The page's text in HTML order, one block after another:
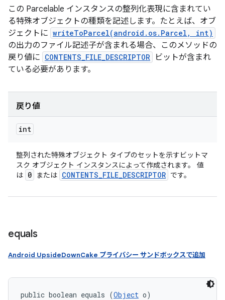
この Parcelable インスタンスの整列化表現に含まれてい
る特殊オブジェクトの種類を記述します。たとえば、オブ
ジェクトに writeToParcel(android.os.Parcel, int)
の出力のファイル記述子が含まれる場合、このメソッドの
戻り値に CONTENTS_FILE_DESCRIPTOR
ビットが含まれ
ている必要があります。
戻り値
int
整列された特殊オブジェクト タイプのセットを示すビットマ
スク オブジェクト インスタンスによって作成されます。 値
は 0 または CONTENTS_FILE_DESCRIPTOR です。
equals
Android UpsideDownCake プライバシー サンドボックスで追加
public boolean equals (Object o)